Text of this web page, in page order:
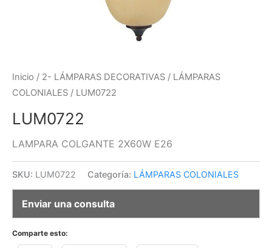
Inicio / 2- LÁMPARAS DECORATIVAS / LÁMPARAS
COLONIALES / LUM0722
LUM0722
LAMPARA COLGANTE 2X60W E26
SKU: LUM0722 Categoría: LÁMPARAS COLONIALES
Enviar una consulta
Comparte esto: